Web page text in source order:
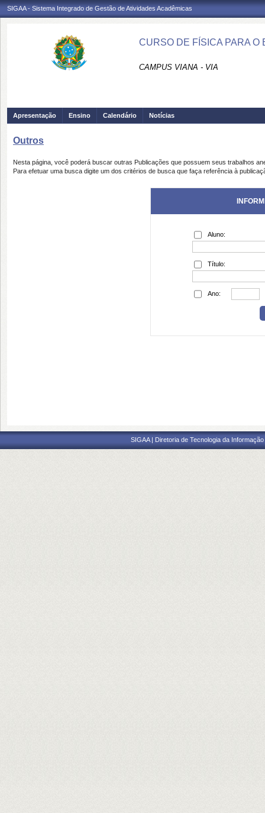
SIGAA - Sistema Integrado de Gestão de Atividades Acadêmicas
CURSO DE FÍSICA PARA O
CAMPUS VIANA - VIA
Apresentação Ensino Calendário Notícias
Outros
Nesta página, você poderá buscar outras Publicações que possuem seus trabalhos
Para efetuar uma busca digite um dos critérios de busca que faça referência à
Aluno:
Título:
Ano:
SIGAA | Diretoria de Tecnologia da